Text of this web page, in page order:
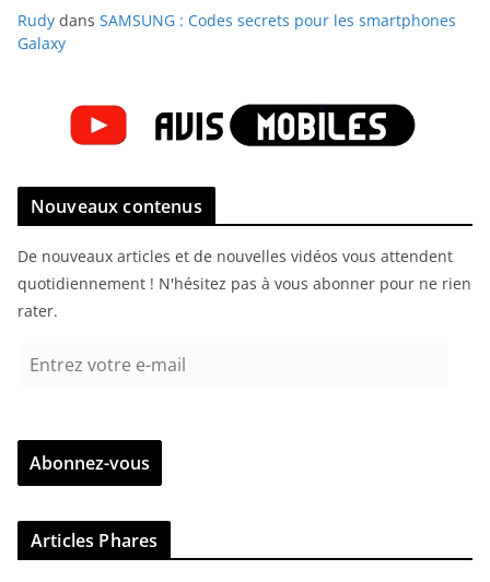
Rudy dans SAMSUNG : Codes secrets pour les smartphones
Galaxy
Nouveaux contenus
De nouveaux articles et de nouvelles vidéos vous attendent
quotidiennement ! N'hésitez pas à vous abonner pour ne rien
rater.
r
z
v
Abonnez-vous
Articles Phares